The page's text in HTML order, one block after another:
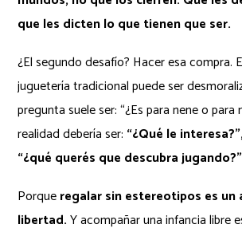
que les dicten lo que tienen que ser.
¿El segundo desafío? Hacer esa compra.
juguetería tradicional puede ser
pregunta suele ser: “¿Es para nene o para
realidad debería ser: “¿Qué le
“¿qué querés que descubra
Porqueregalar sin estereotipos es un
libertad. Y acompañar una infancia libre